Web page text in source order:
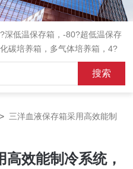
深低温保存箱，-80?超低温保存
碳培养箱，多气体培养箱，4?
备，环境实验箱，植物培养箱，
碎花型制冰机；消毒灭菌设备，
> 三洋血液保存箱采用高效能制
效能制冷系统，